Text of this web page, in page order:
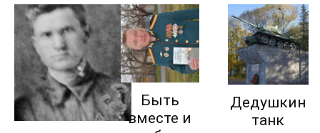
Быть
вместе и
Дедушкин
танк